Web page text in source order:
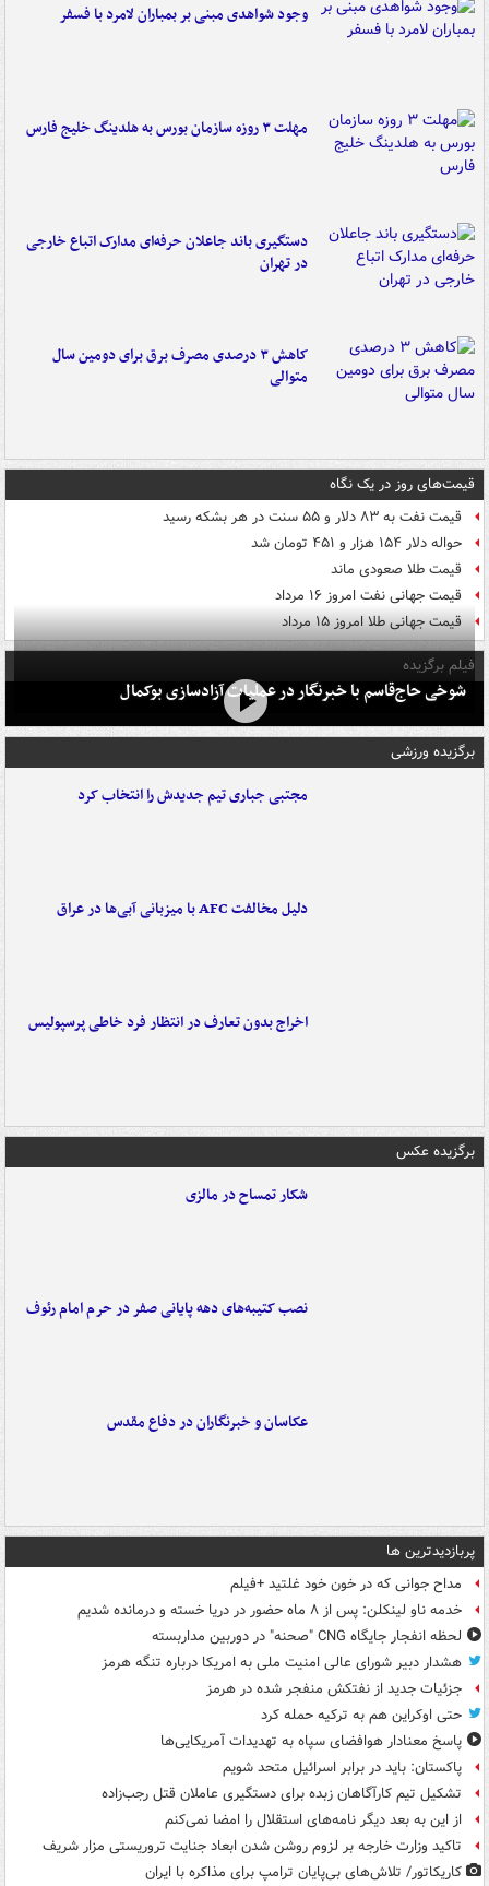
وجود شواهدی مبنی بر بمباران لامرد با فسفر
مهلت ۳ روزه سازمان بورس به هلدینگ خلیج فارس
دستگیری باند جاعلان حرفه‌ای مدارک اتباع خارجی
در تهران
کاهش ۳ درصدی مصرف برق برای دومین سال
متوالی
قیمت‌های روز در یک نگاه
قیمت نفت به ۸۳ دلار و ۵۵ سنت در هر بشکه رسید
حواله دلار ۱۵۴ هزار و ۴۵۱ تومان شد
قیمت طلا صعودی ماند
قیمت جهانی نفت امروز ۱۶ مرداد
قیمت جهانی طلا امروز ۱۵ مرداد
فیلم برگزیده
شوخی حاج‌قاسم با خبرنگار در عملیات آزادسازی بوکمال
برگزیده ورزشی
مجتبی جباری تیم جدیدش را انتخاب کرد
دلیل مخالفت AFC با میزبانی آبی‌ها در عراق
اخراج بدون تعارف در انتظار فرد خاطی پرسپولیس
برگزیده عکس
شکار تمساح در مالزی
نصب کتیبه‌های دهه پایانی صفر در حرم امام رئوف
عکاسان و خبرنگاران در دفاع مقدس
پربازدیدترین ها
مداح جوانی که در خون خود غلتید +فیلم
خدمه ناو لینکلن: پس از ۸ ماه حضور در دریا خسته و درمانده‌ شدیم
لحظه انفجار جایگاه CNG "صحنه" در دوربین مداربسته
هشدار دبیر شورای عالی امنیت ملی به امریکا درباره تنگه هرمز
جزئیات جدید از نفتکش منفجر شده در هرمز
حتی اوکراین هم به ترکیه حمله کرد
پاسخ معنادار هوافضای سپاه به تهدیدات آمریکایی‌ها
پاکستان: باید در برابر اسرائیل متحد شویم
تشکیل تیم کارآگاهان زبده برای دستگیری عاملان قتل رجب‌زاده
از این به بعد دیگر نامه‌های استقلال را امضا نمی‌کنم
تاکید وزارت خارجه بر لزوم روشن شدن ابعاد جنایت تروریستی مزار شریف
کاریکاتور/ تلاش‌های بی‌پایان ترامپ برای مذاکره با ایران